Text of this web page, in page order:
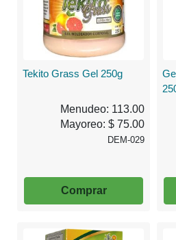
Tekito Grass Gel 250g
Menudeo: 113.00
Mayoreo: $ 75.00
DEM-029
Comprar